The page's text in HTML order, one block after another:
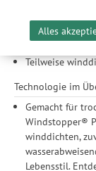
unserer
werden Ihre
Zwecke der
Durchführung
Informationen
und der
Einwilligung ist
Alles
Hoch
Teilweise
Technologie im
Gemacht für
Windstopper®
winddichten,
Lebensstil.